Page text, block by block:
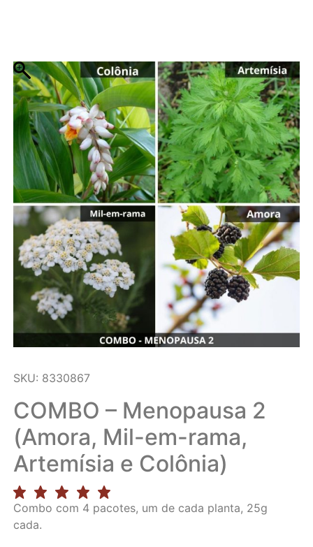
SKU: 8330867
COMBO – Menopausa 2
(Amora, Mil-em-rama,
Artemísia e Colônia)
Combo com 4 pacotes, um de cada planta, 25g
cada.